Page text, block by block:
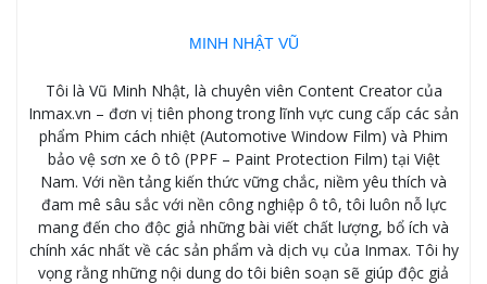
MINH NHẬT VŨ
Tôi là Vũ Minh Nhật, là chuyên viên Content Creator của
Inmax.vn – đơn vị tiên phong trong lĩnh vực cung cấp các sản
phẩm Phim cách nhiệt (Automotive Window Film) và Phim
bảo vệ sơn xe ô tô (PPF – Paint Protection Film) tại Việt
Nam. Với nền tảng kiến thức vững chắc, niềm yêu thích và
đam mê sâu sắc với nền công nghiệp ô tô, tôi luôn nỗ lực
mang đến cho độc giả những bài viết chất lượng, bổ ích và
chính xác nhất về các sản phẩm và dịch vụ của Inmax. Tôi hy
vọng rằng những nội dung do tôi biên soạn sẽ giúp độc giả